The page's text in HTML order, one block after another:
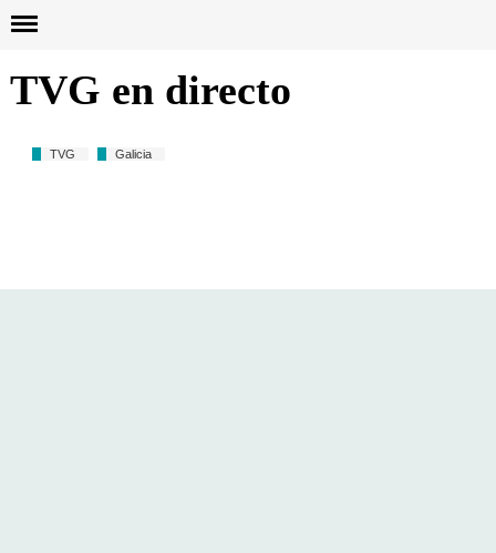
TVG en directo
TVG Galicia